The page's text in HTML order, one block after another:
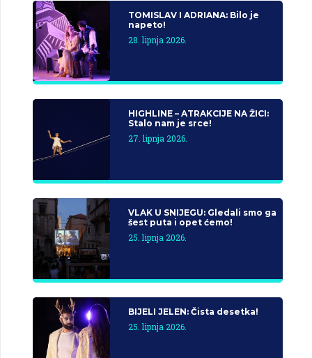
TOMISLAV I ADRIANA: Bilo je
napeto!
28. lipnja 2026.
HIGHLINE – ATRAKCIJE NA ŽICI:
Stalo nam je srce!
27. lipnja 2026.
VLAK U SNIJEGU: Gledali smo ga
šest puta i opet ćemo!
25. lipnja 2026.
BIJELI JELEN: Čista desetka!
25. lipnja 2026.